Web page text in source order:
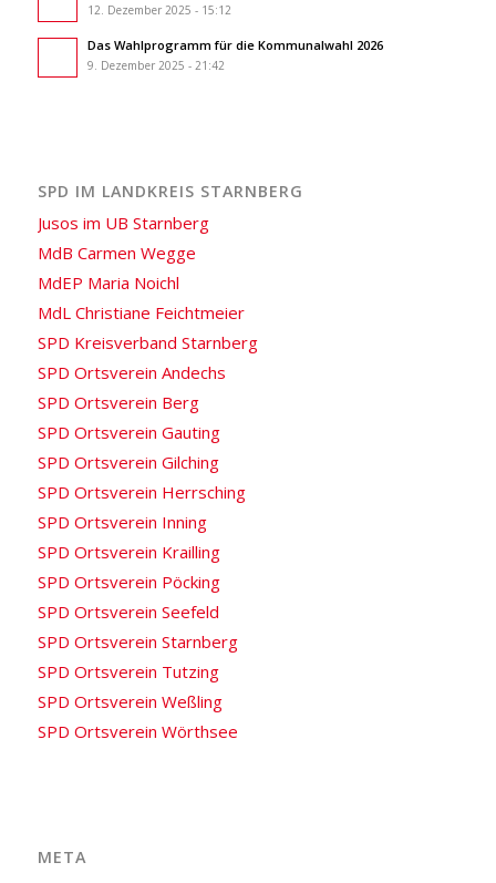
12. Dezember 2025 - 15:12
Das Wahlprogramm für die Kommunalwahl 2026
9. Dezember 2025 - 21:42
SPD IM LANDKREIS STARNBERG
Jusos im UB Starnberg
MdB Carmen Wegge
MdEP Maria Noichl
MdL Christiane Feichtmeier
SPD Kreisverband Starnberg
SPD Ortsverein Andechs
SPD Ortsverein Berg
SPD Ortsverein Gauting
SPD Ortsverein Gilching
SPD Ortsverein Herrsching
SPD Ortsverein Inning
SPD Ortsverein Krailling
SPD Ortsverein Pöcking
SPD Ortsverein Seefeld
SPD Ortsverein Starnberg
SPD Ortsverein Tutzing
SPD Ortsverein Weßling
SPD Ortsverein Wörthsee
META